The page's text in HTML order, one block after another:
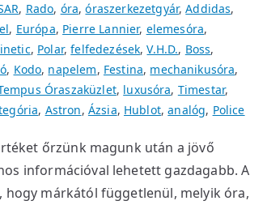
, Rado, óra,óraszerkezetgyár,Addidas,
, Európa, Pierre Lannier, elemesóra,
, Polar,felfedezések,V.H.D., Boss,
, Kodo, napelem, Festina, mechanikusóra,
Óraszaküzlet, luxusóra, Timestar,
, Astron, Ázsia, Hublot,analóg, Police
őrzünk magunk után a jövő
információval lehetett gazdagabb. A
márkától függetlenül, melyik óra,